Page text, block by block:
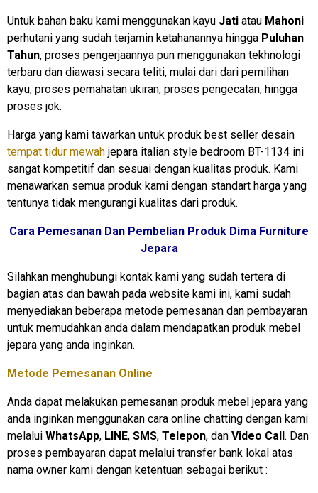
Untuk bahan baku kami menggunakan kayu Jati atau Mahoni
perhutani yang sudah terjamin ketahanannya hingga Puluhan
Tahun, proses pengerjaannya pun menggunakan tekhnologi
terbaru dan diawasi secara teliti, mulai dari dari pemilihan
kayu, proses pemahatan ukiran, proses pengecatan, hingga
proses jok.
Harga yang kami tawarkan untuk produk best seller desain
tempat tidur mewah jepara italian style bedroom BT-1134 ini
sangat kompetitif dan sesuai dengan kualitas produk. Kami
menawarkan semua produk kami dengan standart harga yang
tentunya tidak mengurangi kualitas dari produk.
Cara Pemesanan Dan Pembelian Produk Dima Furniture
Jepara
Silahkan menghubungi kontak kami yang sudah tertera di
bagian atas dan bawah pada website kami ini, kami sudah
menyediakan beberapa metode pemesanan dan pembayaran
untuk memudahkan anda dalam mendapatkan produk mebel
jepara yang anda inginkan.
Metode Pemesanan Online
Anda dapat melakukan pemesanan produk mebel jepara yang
anda inginkan menggunakan cara online chatting dengan kami
melalui WhatsApp, LINE, SMS, Telepon, dan Video Call. Dan
proses pembayaran dapat melalui transfer bank lokal atas
nama owner kami dengan ketentuan sebagai berikut :